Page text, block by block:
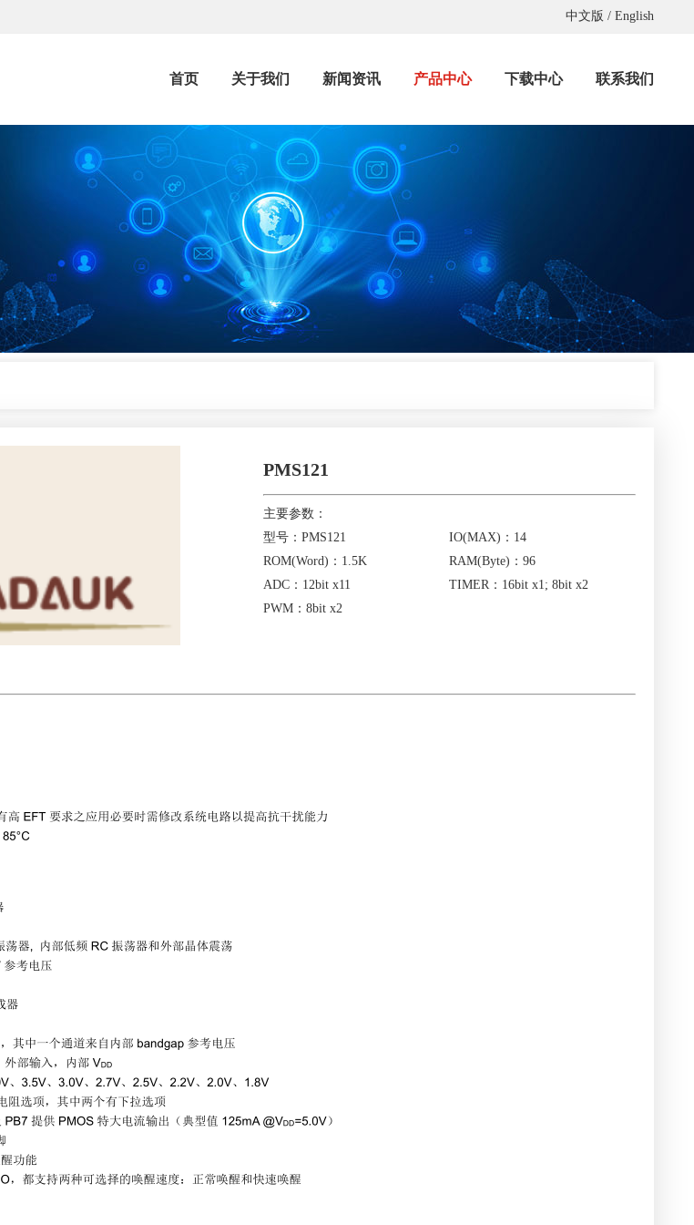
中文版 / English
首页 关于我们 新闻资讯 产品中心 下载中心 联系我们
PMS121
主要参数：
型号：PMS121
IO(MAX)：14
ROM(Word)：1.5K
RAM(Byte)：96
ADC：12bit x11
TIMER：16bit x1; 8bit x2
PWM：8bit x2